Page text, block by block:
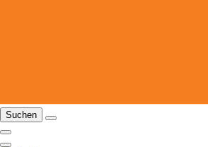
Suchen